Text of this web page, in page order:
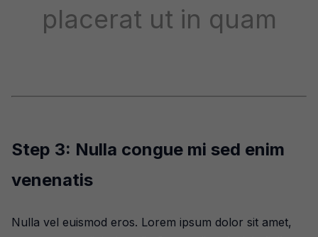
placerat ut in quam
Step 3: Nulla congue mi sed enim
venenatis
Nulla vel euismod eros. Lorem ipsum dolor sit amet,